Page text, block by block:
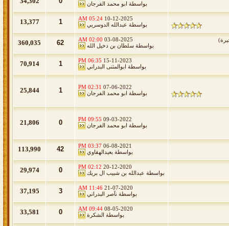
بواسطة ابو محمد الفرجان
10-12-2025
05:24 AM
بواسطة عبدالله الدوسريي 1
13,377
)
03-08-2025
02:00 AM
بواسطة سلطان بن دخيل الله 62
360,035
15-11-2023
06:35 PM
بواسطة ابوالمثنى البدراني 1
70,914
07-06-2022
02:31 PM
بواسطة ابو محمد الفرجان 1
25,844
09-03-2022
09:55 PM
بواسطة ابو محمد الفرجان 0
21,806
06-08-2021
03:37 PM
بواسطة بعيدالهقاوي 42
113,990
20-12-2020
02:12 PM
بواسطة عبدالله بن شبيب ال بريك 0
29,974
21-07-2020
11:46 AM
بواسطة نآصر البدراني 3
37,195
08-05-2020
09:44 AM
بواسطة الشكرة 0
33,581